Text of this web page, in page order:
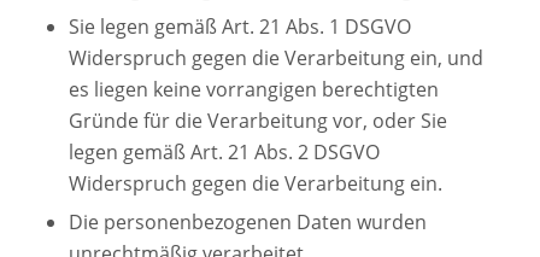
Sie legen gemäß Art. 21 Abs. 1 DSGVO
Widerspruch gegen die Verarbeitung ein, und
es liegen keine vorrangigen berechtigten
Gründe für die Verarbeitung vor, oder Sie
legen gemäß Art. 21 Abs. 2 DSGVO
Widerspruch gegen die Verarbeitung ein.
Die personenbezogenen Daten wurden